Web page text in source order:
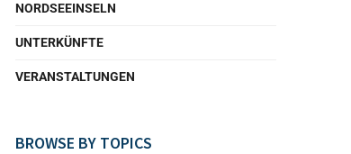
NORDSEEINSELN
UNTERKÜNFTE
VERANSTALTUNGEN
BROWSE BY TOPICS